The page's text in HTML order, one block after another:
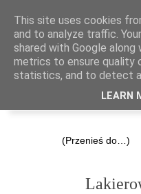
This site uses cookies
and to analyze traffic.
shared with Google
metrics to ensure quality
statistics, and to detect
LEARN